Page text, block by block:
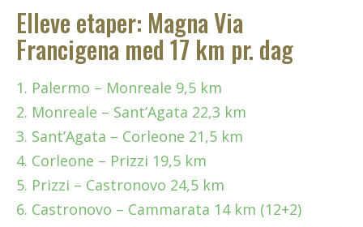
Elleve etaper: Magna Via
Francigena med 17 km pr. dag
1. Palermo – Monreale 9,5 km
2. Monreale – Sant’Agata 22,3 km
3. Sant’Agata – Corleone 21,5 km
4. Corleone – Prizzi 19,5 km
5. Prizzi – Castronovo 24,5 km
6. Castronovo – Cammarata 14 km (12+2)